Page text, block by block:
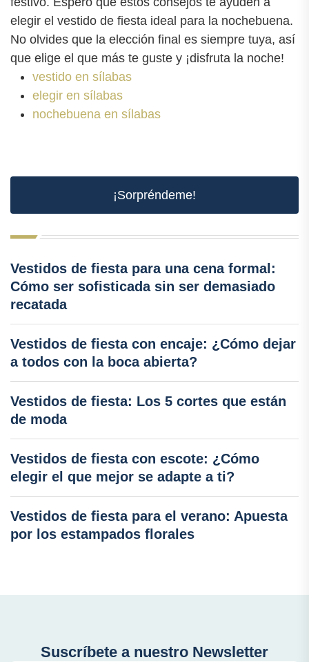
elegir el vestido de fiesta ideal para la nochebuena.
No olvides que la elección final es siempre tuya, así
que elige el que más te guste y ¡disfruta la noche!
vestido en sílabas
elegir en sílabas
nochebuena en sílabas
¡Sorpréndeme!
Vestidos de fiesta para una cena formal:
Cómo ser sofisticada sin ser demasiado
recatada
Vestidos de fiesta con encaje: ¿Cómo dejar
a todos con la boca abierta?
Vestidos de fiesta: Los 5 cortes que están
de moda
Vestidos de fiesta con escote: ¿Cómo
elegir el que mejor se adapte a ti?
Vestidos de fiesta para el verano: Apuesta
por los estampados florales
Suscríbete a nuestro Newsletter